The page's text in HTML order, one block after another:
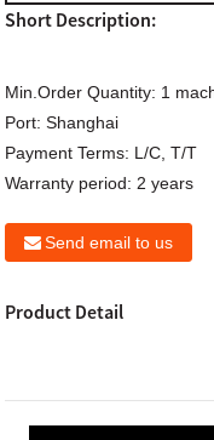
Short Description:
Min.Order Quantity: 1
Port:Shanghai
Payment Terms: L/C, T/T
Warranty period: 2 years
Send email to us
Product Detail